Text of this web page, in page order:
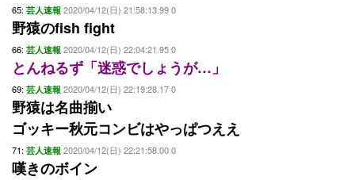
65: 芸人速報 2020/04/12(日) 21:58:13.99 0
野猿のfish fight
66: 芸人速報 2020/04/12(日) 22:04:21.95 0
とんねるず「迷惑でしょうが…」
69: 芸人速報 2020/04/12(日) 22:19:28.17 0
野猿は名曲揃い
ゴッキー秋元コンビはやっぱつええ
71: 芸人速報 2020/04/12(日) 22:21:58.00 0
嘆きのボイン